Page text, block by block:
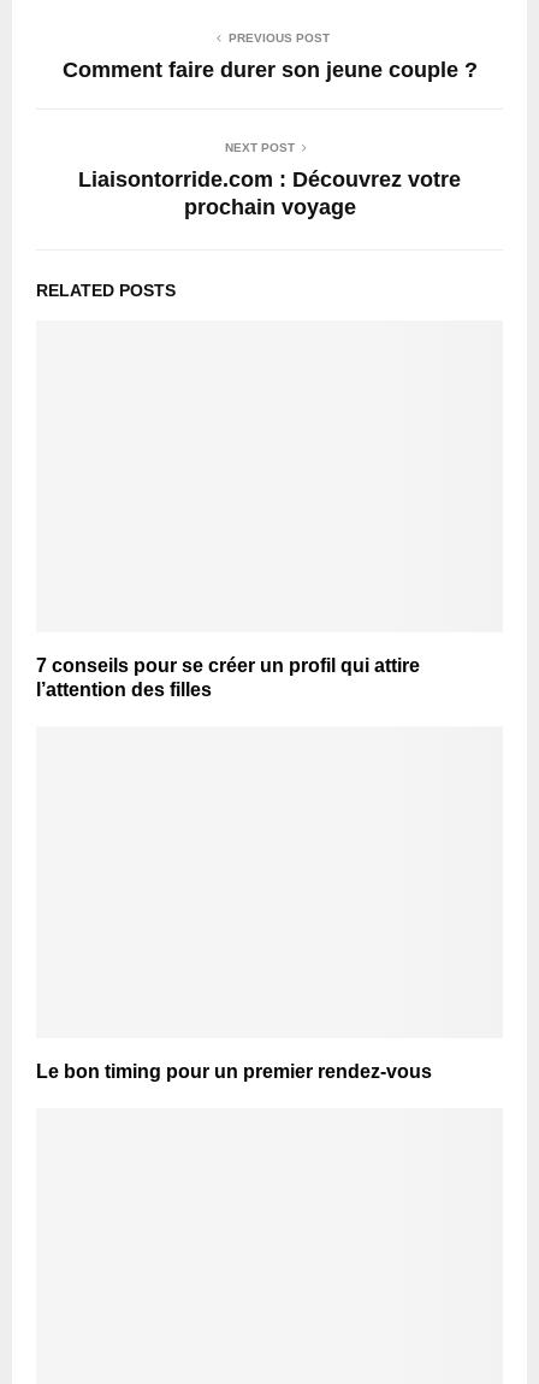
PREVIOUS POST
Comment faire durer son jeune couple ?
NEXT POST
Liaisontorride.com : Découvrez votre
prochain voyage
RELATED POSTS
7 conseils pour se créer un profil qui attire
l’attention des filles
Le bon timing pour un premier rendez-vous